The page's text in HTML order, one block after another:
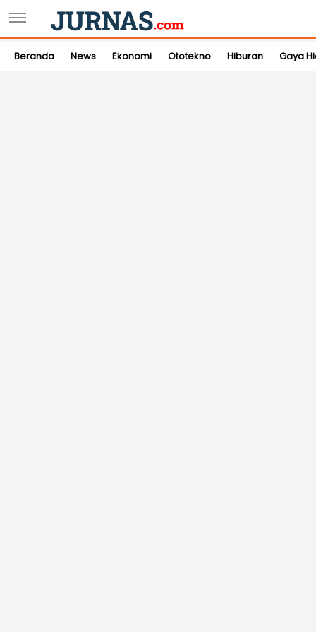
Beranda News Ekonomi Ototekno Hiburan Gaya